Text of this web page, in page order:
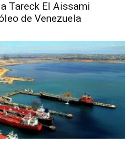
Tareck El Aissami
de Venezuela